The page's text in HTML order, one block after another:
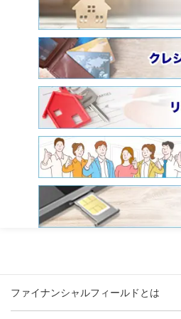
ファイナンシャルフィールドとは